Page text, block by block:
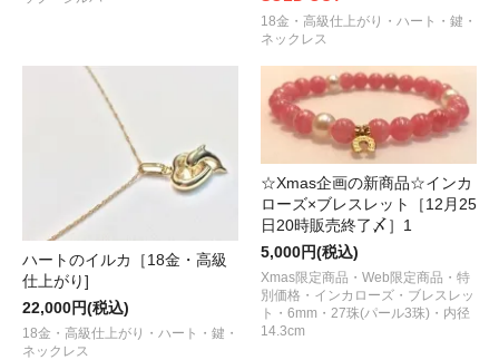
18金・高級仕上がり・ハート・鍵・
ネックレス
ハートのイルカ［18金・高級
仕上がり]
22,000円(税込)
18金・高級仕上がり・ハート・鍵・
ネックレス
☆Xmas企画の新商品☆インカ
ローズ×ブレスレット［12月25
日20時販売終了〆］1
5,000円(税込)
Xmas限定商品・Web限定商品・特
別価格・インカローズ・ブレスレッ
ト・6mm・27珠(パール3珠)・内径
14.3cm